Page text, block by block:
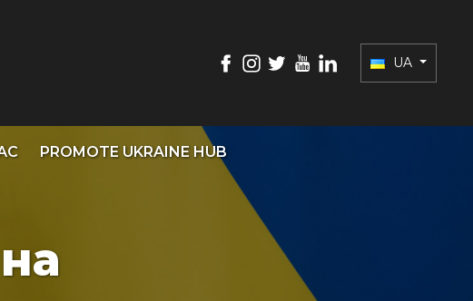
UA
PROMOTE UKRAINE HUB